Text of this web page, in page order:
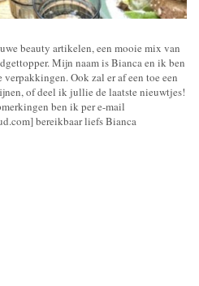
beauty artikelen, een mooie mix van
Mijn naam is Bianca en ik ben
Ook zal er af een toe een
of deel ik jullie de laatste nieuwtjes!
ben ik per e-mail
bereikbaar liefs Bianca